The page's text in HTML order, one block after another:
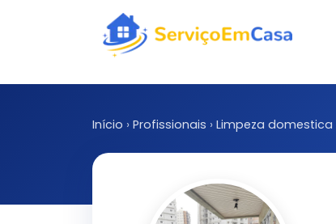
Início › Profissionais › Limpeza domestica